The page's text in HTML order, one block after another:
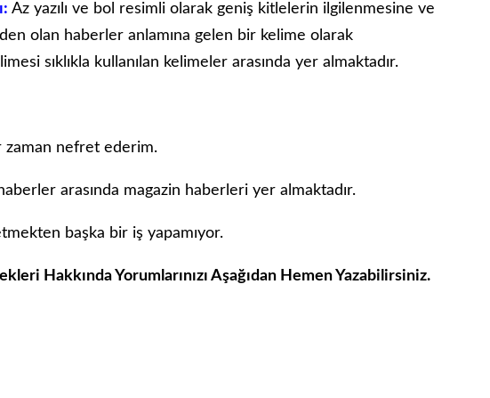
Az yazılı ve bol resimli olarak geniş kitlelerin ilgilenmesine ve
olan haberler anlamına gelen bir kelime olarak
sıklıkla kullanılan kelimeler arasında yer almaktadır.
zaman nefret ederim.
arasında magazin haberleri yer almaktadır.
başka bir iş yapamıyor.
Hakkında Yorumlarınızı Aşağıdan Hemen Yazabilirsiniz.